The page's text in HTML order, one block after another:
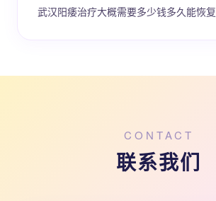
武汉阳痿治疗大概需要多少钱多久能恢复
CONTACT
联系我们